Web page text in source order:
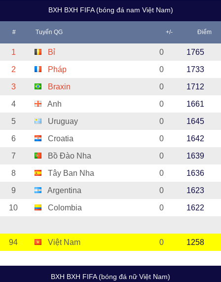
BXH BXH FIFA (bóng đá nam Việt Nam)
# Tuyển QG +/- Điểm
1 Bỉ 0 1765
2 Pháp 0 1733
3 Braxin 0 1712
4 Anh 0 1661
5 Uruguay 0 1645
6 Croatia 0 1642
7 Bồ Đào Nha 0 1639
8 Tây Ban Nha 0 1636
9 Argentina 0 1623
10 Colombia 0 1622
94 Việt Nam 0 1258
BXH BXH FIFA (bóng đá nữ Việt Nam)